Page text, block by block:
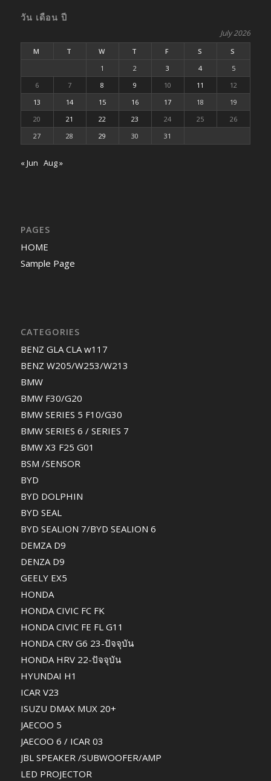
วัน เดือน ปี
July 2026
M T W T F S
S
1
2 3 4
5
6
7 8 9 10 11
12
13
14 15 16 17 18
19
20
21 22 23 24 25
26
27
28 29 30 31
« Jun Aug »
PAGES
HOME
Sample Page
CATEGORIES
BENZ GLA CLA w117
BENZ W205/W253/W213
BMW
BMW F30/G20
BMW SERIES 5 F10/G30
BMW SERIES 6 / SERIES 7
BMW X3 F25 G01
BSM /SENSOR
BYD
BYD DOLPHIN
BYD SEAL
BYD SEALION 7/BYD SEALION 6
DEMZA D9
DENZA D9
GEELY EX5
HONDA
HONDA CIVIC FC FK
HONDA CIVIC FE FL G11
HONDA CRV G6 23-ปัจจุบัน
HONDA HRV 22-ปัจจุบัน
HYUNDAI H1
ICAR V23
ISUZU DMAX MUX 20+
JAECOO 5
JAECOO 6 / ICAR 03
JBL SPEAKER /SUBWOOFER/AMP
LED PROJECTOR